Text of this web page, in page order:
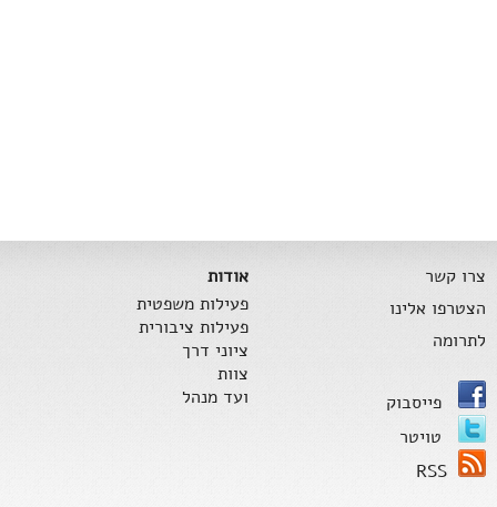
צרו קשר
הצטרפו אלינו
לתרומה
פייסבוק
טויטר
RSS
אודות
פעילות משפטית
פעילות ציבורית
ציוני דרך
צוות
ועד מנהל